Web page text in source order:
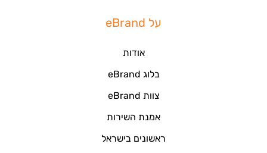
על eBrand
אודות
בלוג eBrand
צוות eBrand
אמנת השירות
ראשונים בישראל